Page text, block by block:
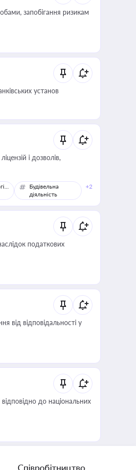
запобігання ризикам
установ
і дозволів,
Торгівля
Будівельна
діяльність
+2
податкових
від відповідальності у
до національних
Співробітництво